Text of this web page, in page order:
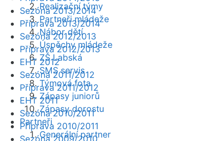
Realizační týmy
Partneři mládeže
Nábor dětí
Úspěchy mládeže
ZŠ Labská
SMS servis
Týmová fota
Zápasy juniorů
Zápasy dorostu
Partneři
Generální partner
Sezóna 2013/2014
Příprava 2013/2014
Sezóna 2012/2013
Příprava 2012/2013
EHT 2012
Sezóna 2011/2012
Příprava 2011/2012
EHT 2011
Sezóna 2010/2011
Příprava 2010/2011
Sezóna 2009/2010